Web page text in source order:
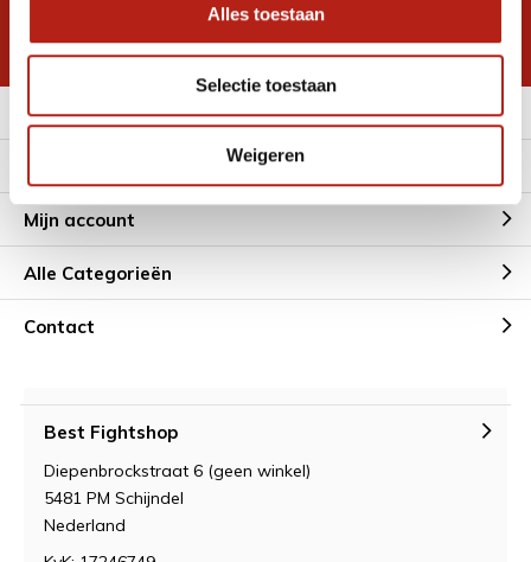
Alles toestaan
Selectie toestaan
Weigeren
* Lees hier de wettelijke beperkingen
Meer informatie
Mijn account
Alle Categorieën
Contact
Best Fightshop
Diepenbrockstraat 6 (geen winkel)
5481 PM Schijndel
Nederland